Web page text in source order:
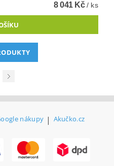
8 041 Kč/ ks
nákupy | Akučko.cz